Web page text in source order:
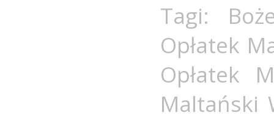
Tagi:
Opłatek
Opłatek
Maltański